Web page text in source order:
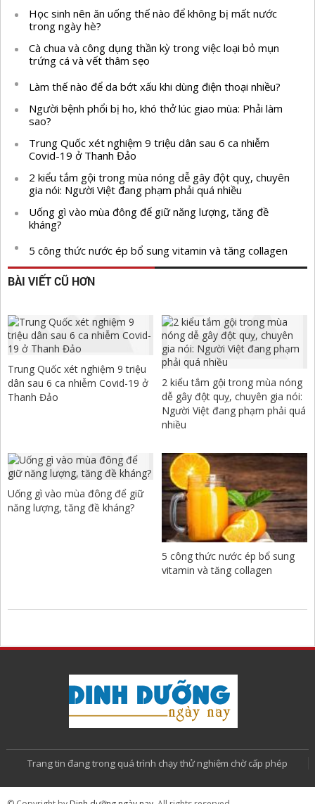
Học sinh nên ăn uống thế nào để không bị mất nước
trong ngày hè?
Cà chua và công dụng thần kỳ trong việc loại bỏ mụn
trứng cá và vết thâm sẹo
Làm thế nào để da bớt xấu khi dùng điện thoại nhiều?
Người bệnh phổi bị ho, khó thở lúc giao mùa: Phải làm
sao?
Trung Quốc xét nghiệm 9 triệu dân sau 6 ca nhiễm
Covid-19 ở Thanh Đảo
2 kiểu tắm gội trong mùa nóng dễ gây đột quỵ, chuyên
gia nói: Người Việt đang phạm phải quá nhiều
Uống gì vào mùa đông để giữ năng lượng, tăng đề
kháng?
5 công thức nước ép bổ sung vitamin và tăng collagen
BÀI VIẾT CŨ HƠN
Trung Quốc xét nghiệm 9 triệu
dân sau 6 ca nhiễm Covid-19 ở
Thanh Đảo
2 kiểu tắm gội trong mùa nóng
dễ gây đột quỵ, chuyên gia nói:
Người Việt đang phạm phải quá
nhiều
Uống gì vào mùa đông để giữ
năng lượng, tăng đề kháng?
5 công thức nước ép bổ sung
vitamin và tăng collagen
Trang tin đang trong quá trình chạy thử nghiệm chờ cấp phép